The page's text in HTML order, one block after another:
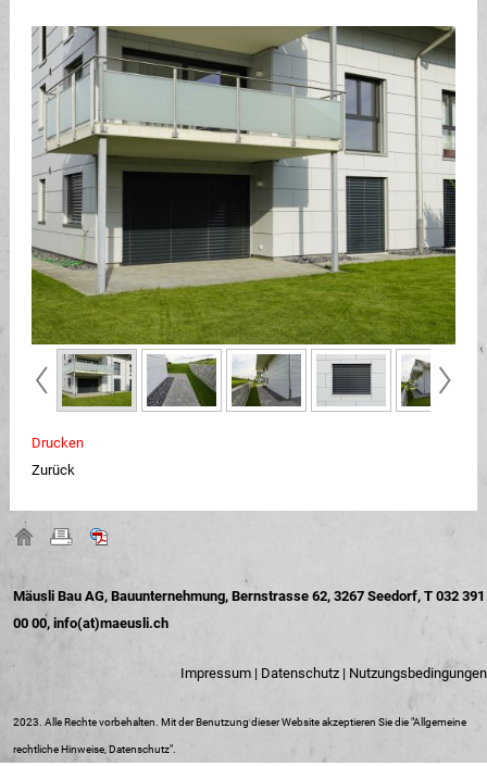
Drucken
Zurück
Mäusli Bau AG, Bauunternehmung, Bernstrasse 62, 3267 Seedorf, T 032 391
00 00, info(at)maeusli.ch
Impressum | Datenschutz | Nutzungsbedingungen
2023. Alle Rechte vorbehalten. Mit der Benutzung dieser Website akzeptieren Sie die "Allgemeine
rechtliche Hinweise, Datenschutz".